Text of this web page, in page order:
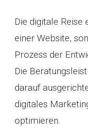
Die digitale
einer Website,
Prozess der
Die
darauf
digitales
optimieren.